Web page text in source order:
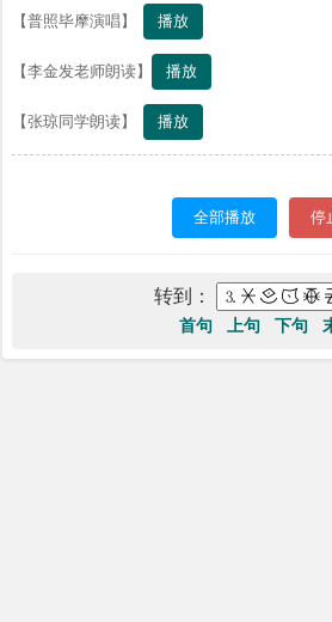
【普照毕摩演唱】 播放
【李金发老师朗读】 播放
【张琼同学朗读】 播放
全部播放 停
转到：
首句 上句 下句